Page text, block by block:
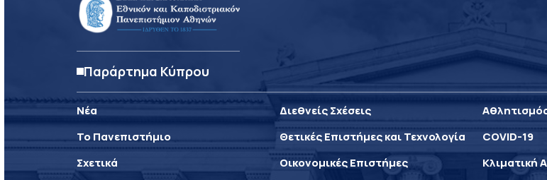
Παράρτημα Κύπρου
Νέα
Το Πανεπιστήμιο
Σχετικά
Διεθνείς Σχέσεις
Θετικές Επιστήμες και Τεχνολογία
Οικονομικές Επιστήμες
COVID-19
Κλιματική